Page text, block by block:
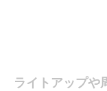
ライトアップや